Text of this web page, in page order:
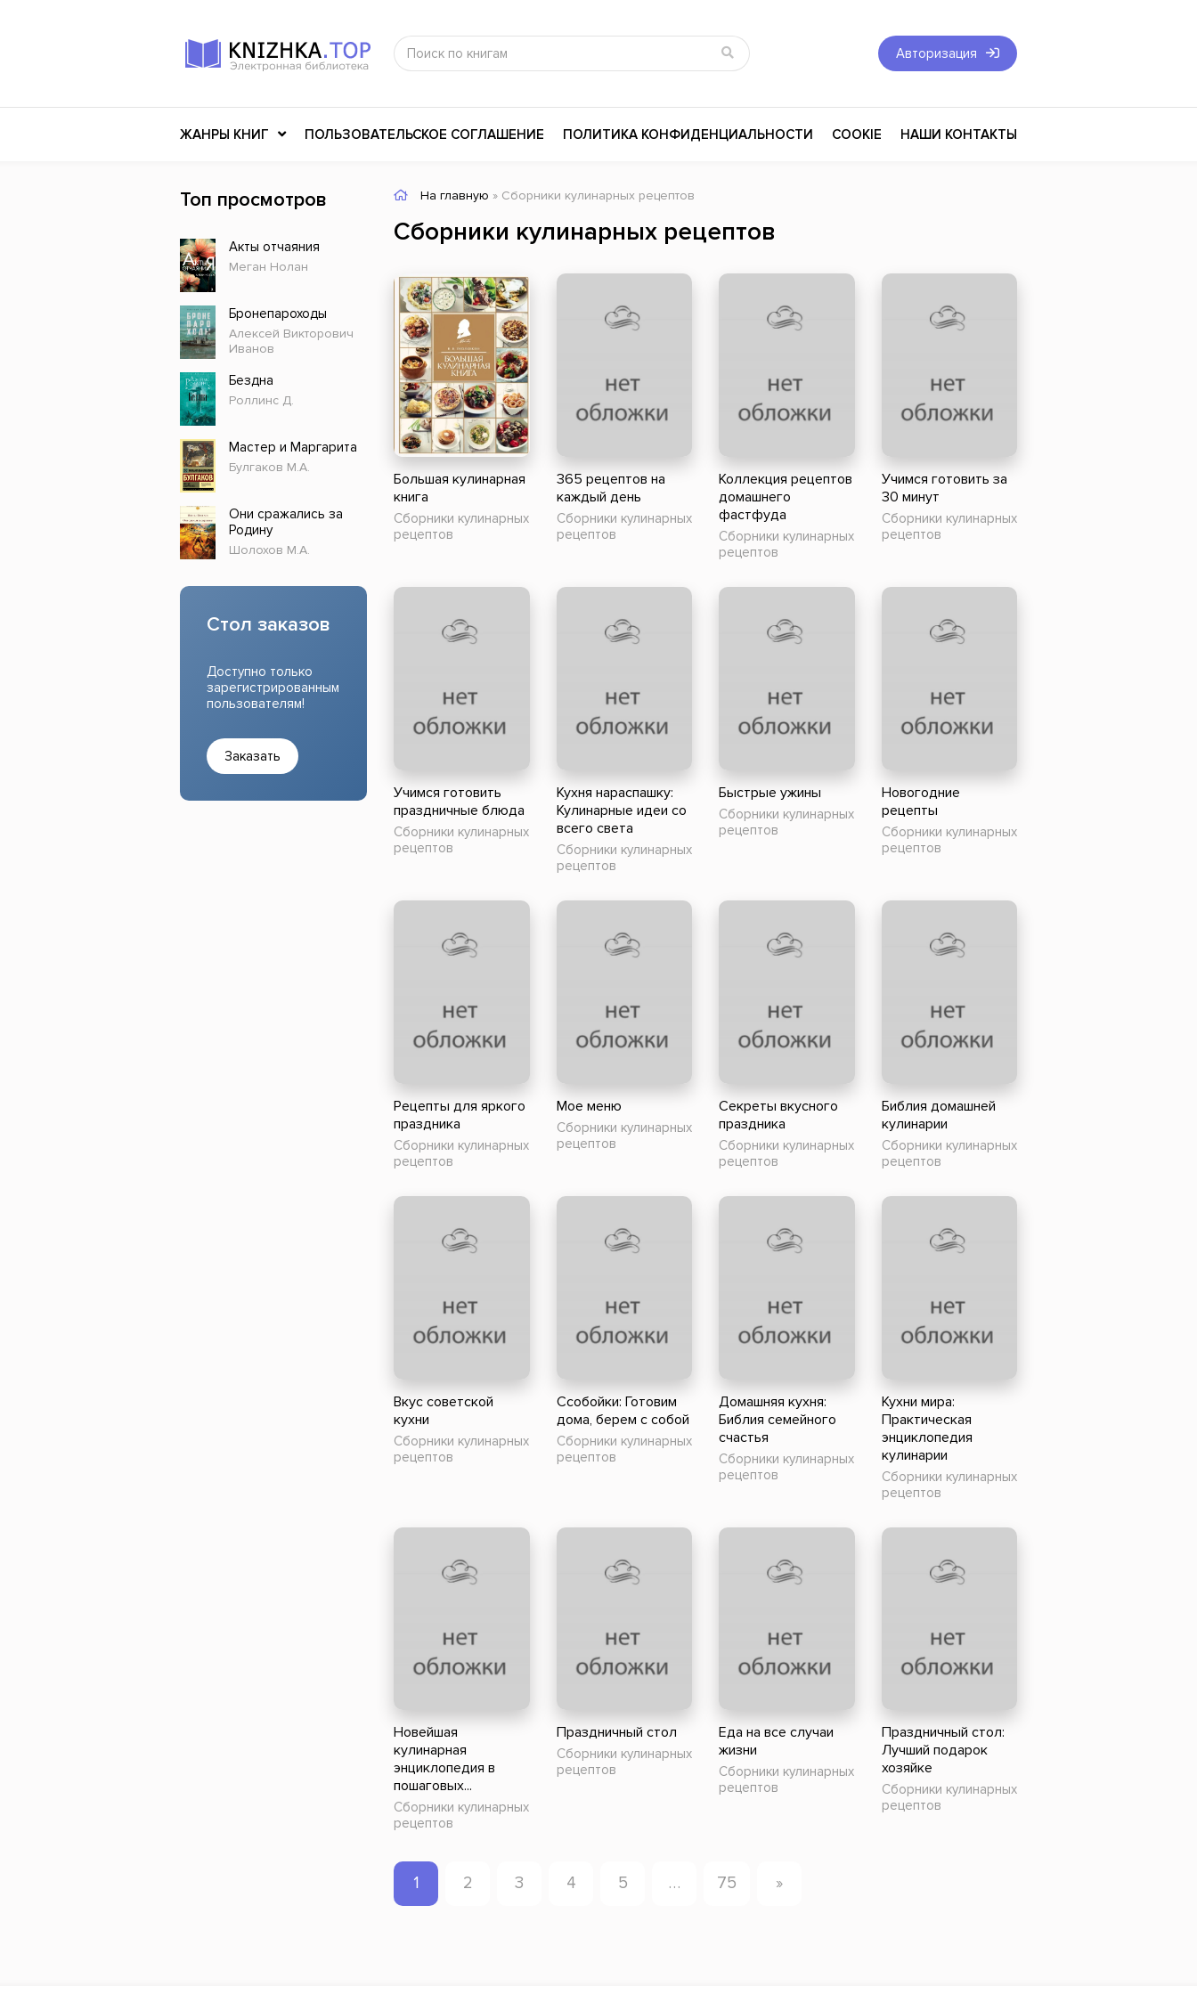
Авторизация
ЖАНРЫ КНИГ
Российское искусство
Детективы
Детские книги
История
Разное
Прочие издания
Медицина и здоровье
Мифы
Мемуары и Биография
Ужасы / Мистика
Научная литература
Учебники
Любовные романы
Религия
Сказки
Триллеры
Справочники
Научные издания
Поэзия
Приключения
Современная проза
Внутренняя политика
Юмор и сатира
Эротика
Юриспруденция
Российский боевик
ПОЛЬЗОВАТЕЛЬСКОЕ СОГЛАШЕНИЕ ПОЛИТИКА КОНФИДЕНЦИАЛЬНОСТИ COOKIE НАШИ КОНТАКТЫ
На главную » Сборники кулинарных рецептов
Сборники кулинарных рецептов
Большая кулинарная
книга
Сборники кулинарных
рецептов
365 рецептов на
каждый день
Сборники кулинарных
рецептов
Коллекция рецептов
домашнего
фастфуда
Сборники кулинарных
рецептов
Учимся готовить за
30 минут
Сборники кулинарных
рецептов
Учимся готовить
праздничные блюда
Сборники кулинарных
рецептов
Кухня нараспашку:
Кулинарные идеи со
всего света
Сборники кулинарных
рецептов
Быстрые ужины
Сборники кулинарных
рецептов
Новогодние
рецепты
Сборники кулинарных
рецептов
Рецепты для яркого
праздника
Сборники кулинарных
рецептов
Мое меню
Сборники кулинарных
рецептов
Секреты вкусного
праздника
Сборники кулинарных
рецептов
Библия домашней
кулинарии
Сборники кулинарных
рецептов
Вкус советской
кухни
Сборники кулинарных
рецептов
Ссобойки: Готовим
дома, берем с собой
Сборники кулинарных
рецептов
Домашняя кухня:
Библия семейного
счастья
Сборники кулинарных
рецептов
Кухни мира:
Практическая
энциклопедия
кулинарии
Сборники кулинарных
рецептов
Новейшая
кулинарная
энциклопедия в
пошаговых...
Сборники кулинарных
рецептов
Праздничный стол
Сборники кулинарных
рецептов
Еда на все случаи
жизни
Сборники кулинарных
рецептов
Праздничный стол:
Лучший подарок
хозяйке
Сборники кулинарных
рецептов
1 2 3 4 5 … 75 »
Топ просмотров
Акты отчаяния
Меган Нолан
Бронепароходы
Алексей Викторович
Иванов
Бездна
Роллинс Д.
Мастер и Маргарита
Булгаков М.А.
Они сражались за
Родину
Шолохов М.А.
Стол заказов
Доступно только
зарегистрированным
пользователям!
Заказать